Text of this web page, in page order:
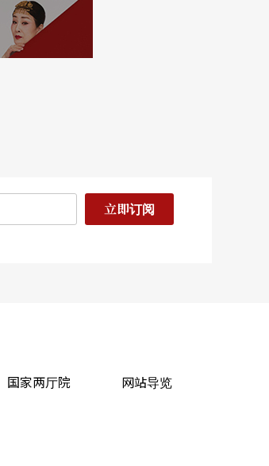
立即订阅
国家两厅院 网站导览